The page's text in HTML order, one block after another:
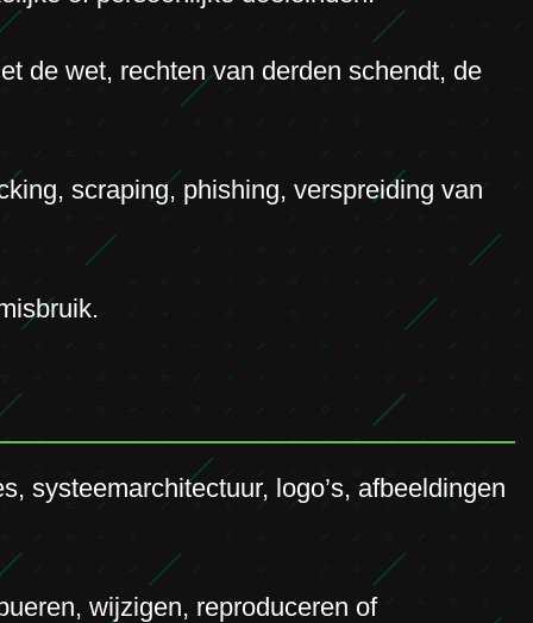
de wet, rechten van derden schendt, de
scraping, phishing, verspreiding van
systeemarchitectuur, logo’s, afbeeldingen
wijzigen, reproduceren of